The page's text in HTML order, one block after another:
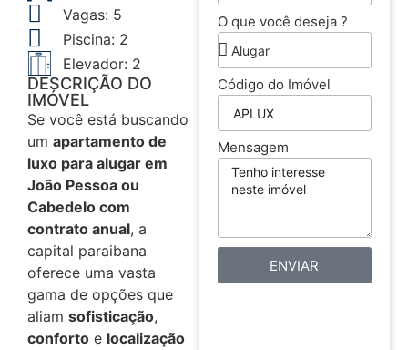
Vagas: 5
Piscina: 2
Elevador: 2
DESCRIÇÃO DO
IMÓVEL
Se você está buscando
um apartamento de
luxo para alugar em
João Pessoa ou
Cabedelo com
contrato anual, a
capital paraibana
oferece uma vasta
gama de opções que
aliam sofisticação,
conforto e localização
O que você deseja ?
Código do Imóvel
Mensagem
ENVIAR